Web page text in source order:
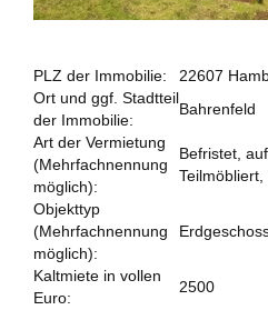
PLZ der Immobilie:
22607
Ort und ggf. Stadtteil
der Immobilie:
Bahrenfeld
Art der Vermietung
(Mehrfachnennung
möglich):
Befristet,
Objekttyp
(Mehrfachnennung
möglich):
Kaltmiete in vollen
Euro:
2500